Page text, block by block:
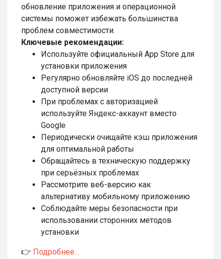
обновление приложения и операционной
системы поможет избежать большинства
проблем совместимости.
Ключевые рекомендации:
Используйте официальный App Store для
установки приложения
Регулярно обновляйте iOS до последней
доступной версии
При проблемах с авторизацией
используйте Яндекс-аккаунт вместо
Google
Периодически очищайте кэш приложения
для оптимальной работы
Обращайтесь в техническую поддержку
при серьёзных проблемах
Рассмотрите веб-версию как
альтернативу мобильному приложению
Соблюдайте меры безопасности при
использовании сторонних методов
установки
👉 Подробнее...